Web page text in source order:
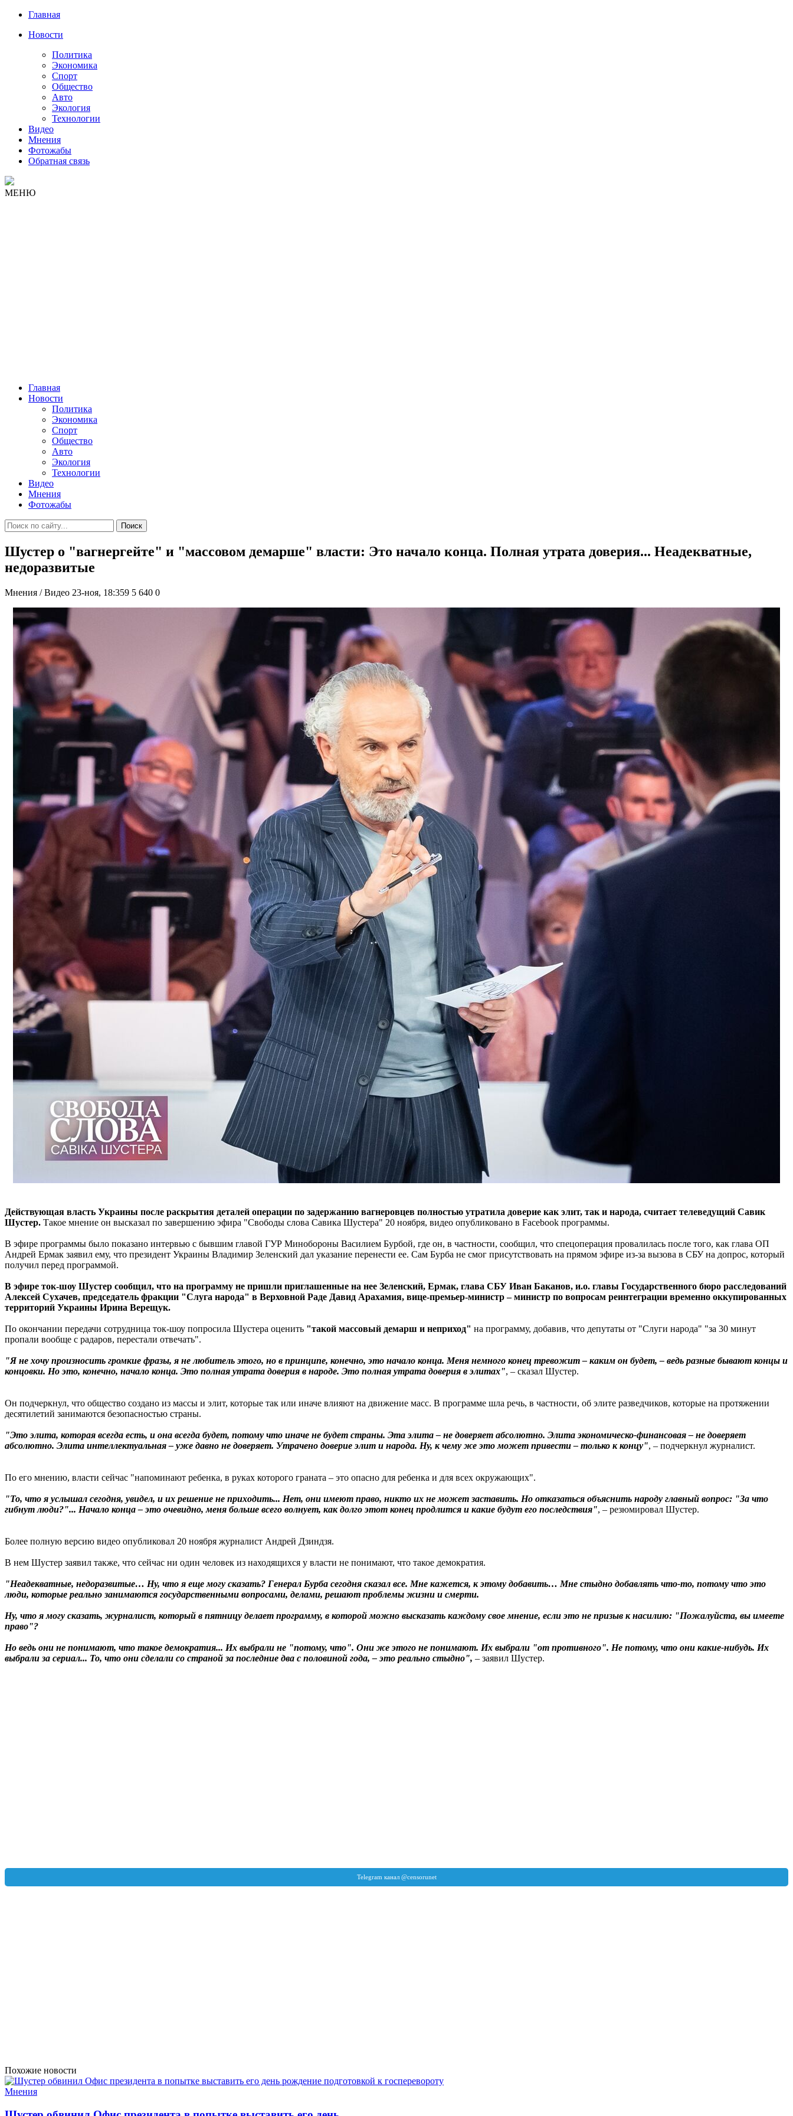
Главная
Новости
Политика
Экономика
Спорт
Общество
Авто
Экология
Технологии
Видео
Мнения
Фотожабы
Обратная связь
МЕНЮ
Главная
Новости
Политика
Экономика
Спорт
Общество
Авто
Экология
Технологии
Видео
Мнения
Фотожабы
Поиск
Шустер о "вагнергейте" и "массовом демарше" власти: Это начало конца. Полная утрата доверия... Неадекватные,
недоразвитые
Мнения / Видео 23-ноя, 18:359 5 640 0
Действующая власть Украины после раскрытия деталей операции по задержанию вагнеровцев полностью утратила доверие как элит, так и народа, считает телеведущий Савик
Шустер. Такое мнение он высказал по завершению эфира "Свободы слова Савика Шустера" 20 ноября, видео опубликовано в Faсebook программы.
В эфире программы было показано интервью с бывшим главой ГУР Минобороны Василием Бурбой, где он, в частности, сообщил, что спецоперация провалилась после того, как глава ОП
Андрей Ермак заявил ему, что президент Украины Владимир Зеленский дал указание перенести ее. Сам Бурба не смог присутствовать на прямом эфире из-за вызова в СБУ на допрос, который
получил перед программой.
В эфире ток-шоу Шустер сообщил, что на программу не пришли приглашенные на нее Зеленский, Ермак, глава СБУ Иван Баканов, и.о. главы Государственного бюро расследований
Алексей Сухачев, председатель фракции "Слуга народа" в Верховной Раде Давид Арахамия, вице-премьер-министр – министр по вопросам реинтеграции временно оккупированных
территорий Украины Ирина Верещук.
По окончании передачи сотрудница ток-шоу попросила Шустера оценить "такой массовый демарш и неприход" на программу, добавив, что депутаты от "Слуги народа" "за 30 минут
пропали вообще с радаров, перестали отвечать".
"Я не хочу произносить громкие фразы, я не любитель этого, но в принципе, конечно, это начало конца. Меня немного конец тревожит – каким он будет, – ведь разные бывают концы и
концовки. Но это, конечно, начало конца. Это полная утрата доверия в народе. Это полная утрата доверия в элитах", – сказал Шустер.
Он подчеркнул, что общество создано из массы и элит, которые так или иначе влияют на движение масс. В программе шла речь, в частности, об элите разведчиков, которые на протяжении
десятилетий занимаются безопасностью страны.
"Это элита, которая всегда есть, и она всегда будет, потому что иначе не будет страны. Эта элита – не доверяет абсолютно. Элита экономическо-финансовая – не доверяет
абсолютно. Элита интеллектуальная – уже давно не доверяет. Утрачено доверие элит и народа. Ну, к чему же это может привести – только к концу", – подчеркнул журналист.
По его мнению, власти сейчас "напоминают ребенка, в руках которого граната – это опасно для ребенка и для всех окружающих".
"То, что я услышал сегодня, увидел, и их решение не приходить... Нет, они имеют право, никто их не может заставить. Но отказаться объяснить народу главный вопрос: "За что
гибнут люди?"... Начало конца – это очевидно, меня больше всего волнует, как долго этот конец продлится и какие будут его последствия", – резюмировал Шустер.
Более полную версию видео опубликовал 20 ноября журналист Андрей Дзиндзя.
В нем Шустер заявил также, что сейчас ни один человек из находящихся у власти не понимают, что такое демократия.
"Неадекватные, недоразвитые… Ну, что я еще могу сказать? Генерал Бурба сегодня сказал все. Мне кажется, к этому добавить… Мне стыдно добавлять что-то, потому что это
люди, которые реально занимаются государственными вопросами, делами, решают проблемы жизни и смерти.
Ну, что я могу сказать, журналист, который в пятницу делает программу, в которой можно высказать каждому свое мнение, если это не призыв к насилию: "Пожалуйста, вы имеете
право"?
Но ведь они не понимают, что такое демократия... Их выбрали не "потому, что". Они же этого не понимают. Их выбрали "от противного". Не потому, что они какие-нибудь. Их
выбрали за сериал... То, что они сделали со страной за последние два с половиной года, – это реально стыдно", – заявил Шустер.
Похожие новости
Мнения